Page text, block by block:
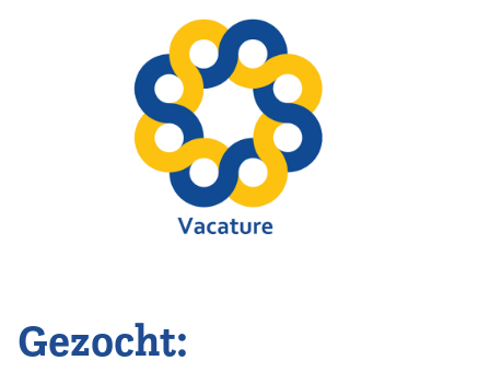
Vereniging
Gezocht: